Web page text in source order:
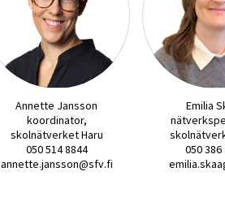
Annette Jansson
koordinator,
skolnätverket Haru
050 514 8844
annette.jansson@sfv.fi
Emilia
050 386